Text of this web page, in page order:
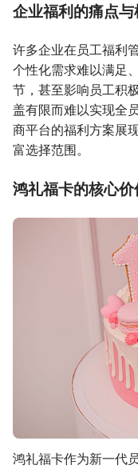
企业福利的痛点与
许多企业在员工福利
个性化需求难以满足
节，甚至影响员工积
盖有限而难以实现全
商平台的福利方案展
富选择范围。
鸿礼福卡的核心价
鸿礼福卡作为新一代